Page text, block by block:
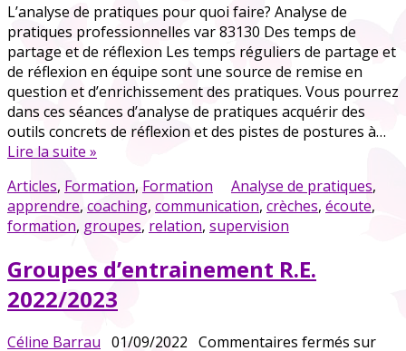
L’analyse de pratiques pour quoi faire? Analyse de
pratiques professionnelles var 83130 Des temps de
partage et de réflexion Les temps réguliers de partage et
de réflexion en équipe sont une source de remise en
question et d’enrichissement des pratiques. Vous pourrez
dans ces séances d’analyse de pratiques acquérir des
outils concrets de réflexion et des pistes de postures à…
Lire la suite »
Articles, Formation, Formation Analyse de pratiques,
apprendre, coaching, communication, crèches, écoute,
formation, groupes, relation, supervision
Groupes d’entrainement R.E.
2022/2023
Céline Barrau 01/09/2022 Commentaires fermés sur